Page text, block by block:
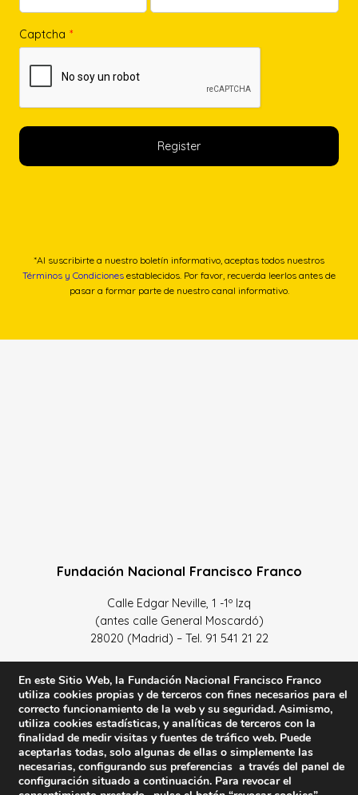
Captcha *
*Al suscribirte a nuestro boletín informativo, aceptas todos nuestros
Términos y Condiciones establecidos. Por favor, recuerda leerlos antes de
pasar a formar parte de nuestro canal informativo.
Fundación Nacional Francisco Franco
Calle Edgar Neville, 1 -1º Izq
(antes calle General Moscardó)
28020 (Madrid) – Tel. 91 541 21 22
Política de Privacidad y protección de datos–Sus datos
son seguros–Política de Cookies–Condiciones Generales
de uso
En este Sitio Web, la Fundación Nacional Francisco Franco
utiliza cookies propias y de terceros con fines necesarios para el
correcto funcionamiento de la web y su seguridad. Asimismo,
utiliza cookies estadísticas, y analíticas de terceros con la
finalidad de medir visitas y fuentes de tráfico web. Puede
aceptarlas todas, solo algunas de ellas o simplemente las
necesarias, configurando sus preferencias a través del panel de
configuración situado a continuación. Para revocar el